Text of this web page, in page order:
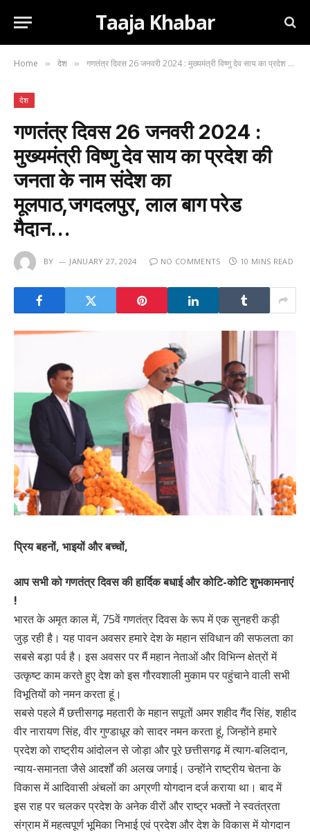
Taaja Khabar
Home » देश » गणतंत्र दिवस 26 जनवरी 2024 : मुख्यमंत्री विष्णु देव साय का प्रदेश की जनता के नाम संदेश का मूलपाठ,जगदलपुर, लाल बाग परेड मैदान…
देश
गणतंत्र दिवस 26 जनवरी 2024 :
मुख्यमंत्री विष्णु देव साय का प्रदेश की
जनता के नाम संदेश का
मूलपाठ,जगदलपुर, लाल बाग परेड
मैदान…
BY JANUARY 27, 2024 NO COMMENTS 10 MINS READ
प्रिय बहनों, भाइयों और बच्चों,
आप सभी को गणतंत्र दिवस की हार्दिक बधाई और कोटि-कोटि शुभकामनाएं
!
भारत के अमृत काल में, 75वें गणतंत्र दिवस के रूप में एक सुनहरी कड़ी
जुड़ रही है। यह पावन अवसर हमारे देश के महान संविधान की सफलता का
सबसे बड़ा पर्व है। इस अवसर पर मैं महान नेताओं और विभिन्न क्षेत्रों में
उत्कृष्ट काम करते हुए देश को इस गौरवशाली मुकाम पर पहुंचाने वाली सभी
विभूतियों को नमन करता हूं।
सबसे पहले मैं छत्तीसगढ़ महतारी के महान सपूतों अमर शहीद गैंद सिंह, शहीद
वीर नारायण सिंह, वीर गुण्डाधूर को सादर नमन करता हूं, जिन्होंने हमारे
प्रदेश को राष्ट्रीय आंदोलन से जोड़ा और पूरे छत्तीसगढ़ में त्याग-बलिदान,
न्याय-समानता जैसे आदर्शों की अलख जगाई। उन्होंने राष्ट्रीय चेतना के
विकास में आदिवासी अंचलों का अग्रणी योगदान दर्ज कराया था। बाद में
इस राह पर चलकर प्रदेश के अनेक वीरों और राष्ट्र भक्तों ने स्वतंत्रता
संग्राम में महत्वपूर्ण भूमिका निभाई एवं प्रदेश और देश के विकास में योगदान